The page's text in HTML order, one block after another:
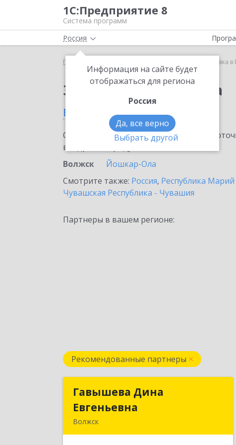
1С:Предприятие 8
Система программ
Россия
Информация на сайте будет
отображаться для региона
Россия
Да, все верно
Выбрать другой
Главная 1С:Доставка
Заказать 1С:Доставка
в Волжске
Ознакомьтесь с информационными
внедрение продукта.
Волжск
Йошкар-Ола
Смотрите также: Россия, Республика Марий
Чувашская Республика - Чувашия
Партнеры в вашем регионе:
Рекомендованные партнеры
Гавышева Дина
Евгеньевна
Волжск
Гавышева Дина